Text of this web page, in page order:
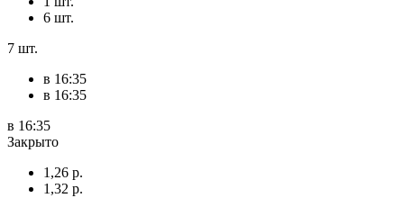
6 шт.
7 шт.
в 16:35
в 16:35
в 16:35
Закрыто
1,26 р.
1,32 р.